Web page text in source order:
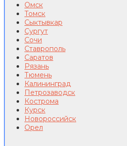
Омск
Томск
Сыктывкар
Сургут
Сочи
Ставрополь
Саратов
Рязань
Тюмень
Калининград
Петрозаводск
Кострома
Курск
Новороссийск
Орел